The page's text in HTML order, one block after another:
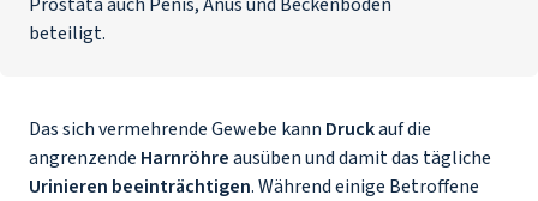
beteiligt.
Das sich vermehrende Gewebe kann Druckauf die
angrenzende Harnröhreausüben und damit das tägliche
Urinieren beeinträchtigen. Während einige Betroffene